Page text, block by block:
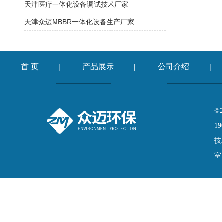
天津医疗一体化设备调试技术厂家
天津众迈MBBR一体化设备生产厂家
首 页 | 产品展示 | 公司介绍 |